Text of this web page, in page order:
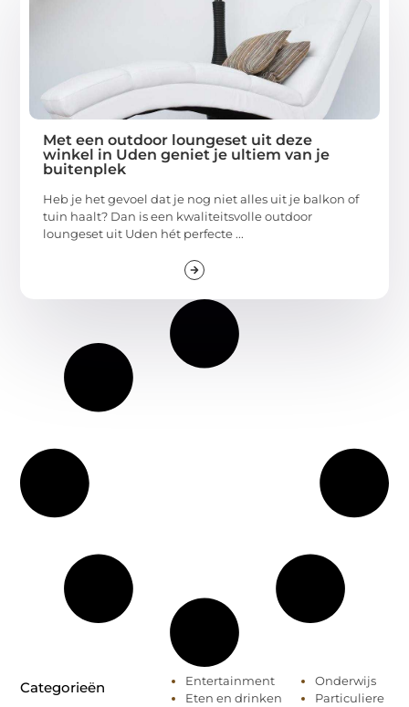
Met een outdoor loungeset uit deze
winkel in Uden geniet je ultiem van je
buitenplek
Heb je het gevoel dat je nog niet alles uit je balkon of
tuin haalt? Dan is een kwaliteitsvolle outdoor
loungeset uit Uden hét perfecte ...
Categorieën
Entertainment
Eten en drinken
Onderwijs
Particuliere